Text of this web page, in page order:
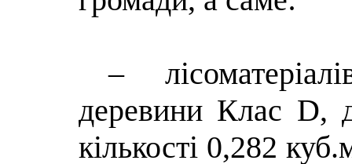
–
деревини Клас D,
кількості 0,282